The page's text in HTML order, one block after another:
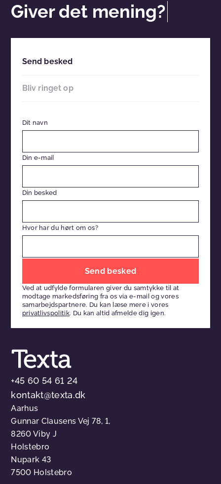
Giver det mening?
Send besked
Bliv ringet op
Dit navn
Din e-mail
Din besked
Hvor har du hørt om os?
dette
felt
tomt
Ved at udfylde formularen giver du samtykke til at
modtage markedsføring fra os via e-mail og vores
samarbejdspartnere. Du kan læse mere i vores
privatlivspolitik. Du kan altid afmelde dig igen.
+45 60 54 61 24
kontakt@texta.dk
Aarhus
Gunnar Clausens Vej 78, 1,
8260 Viby J
Holstebro
Nupark 43
7500 Holstebro